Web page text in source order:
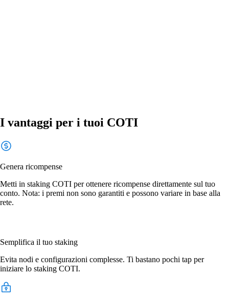
I vantaggi per i tuoi COTI
Genera ricompense
Metti in staking COTI per ottenere ricompense direttamente sul tuo
conto. Nota: i premi non sono garantiti e possono variare in base alla
rete.
Semplifica il tuo staking
Evita nodi e configurazioni complesse. Ti bastano pochi tap per
iniziare lo staking COTI.